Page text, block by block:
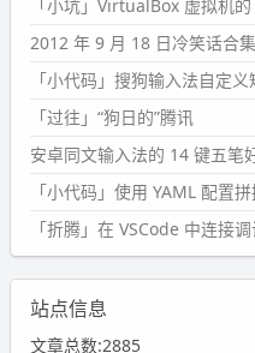
「小坑」VirtualBox 虚拟机
2012 年 9 月 18 日冷笑话合
「小代码」搜狗输入法自定
「过往」“狗日的”腾讯
安卓同文输入法的 14 键五笔
「小代码」使用 YAML 配置
「折腾」在 VSCode 中连接
站点信息
文章总数:2885